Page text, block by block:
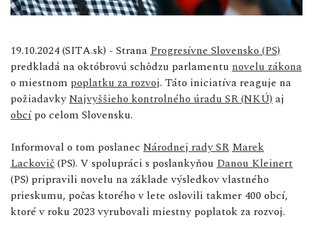
19.10.2024 (SITA.sk) - StranaProgresívne Slovensko (PS)
predkladá na októbrovú schôdzu parlamentu novelu zákona
o miestnom poplatku za rozvoj. Táto iniciatíva reaguje na
požiadavkyNajvyššieho kontrolného úradu SR (NKÚ)aj
obcí po celom Slovensku.
Informoval o tom poslanec Národnej rady SRMarek
Lackovič(PS). V spolupráci s poslankyňou Danou Kleinert
(PS) pripravili novelu na základe výsledkov vlastného
prieskumu, počas ktorého v lete oslovili takmer 400 obcí,
ktoré v roku 2023 vyrubovali miestny poplatok za rozvoj.